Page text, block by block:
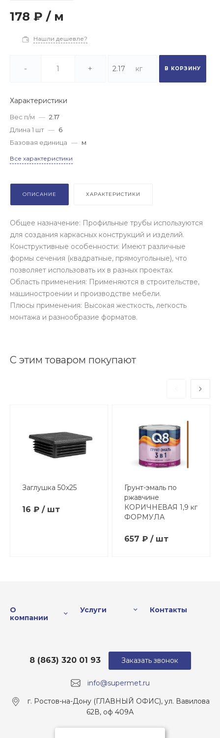
178 ₽ / м
Нашли дешевле?
- + В КОРЗИНУ
Характеристики
Вес п/м — 2.17
Длина 1 шт — 6
Базовая единица — м
Все характеристики
ОПИСАНИЕ ХАРАКТЕРИСТИКИ
Общее назначение: Профильные трубы используются
для создания каркасных конструкций и изделий.
Конструктивные особенности: Имеют различные
формы сечения (квадратные, прямоугольные), что
позволяет использовать их в разных проектах.
Область применения: Применяются в строительстве,
машиностроении и производстве мебели.
Плюсы применения: Высокая жесткость, легкость
монтажа и разнообразие форматов.
С этим товаром покупают
Заглушка 50х25
16 ₽ / шт
Грунт-эмаль по
ржавчине
КОРИЧНЕВАЯ 1,9 кг
ФОРМУЛА
657 ₽ / шт
О
компании
Услуги Контакты
info@supermet.ru
8 (863) 320 01 93
г. Ростов-на-Дону (ГЛАВНЫЙ ОФИС), ул. Вавилова
62В, оф 409А
Заказать звонок